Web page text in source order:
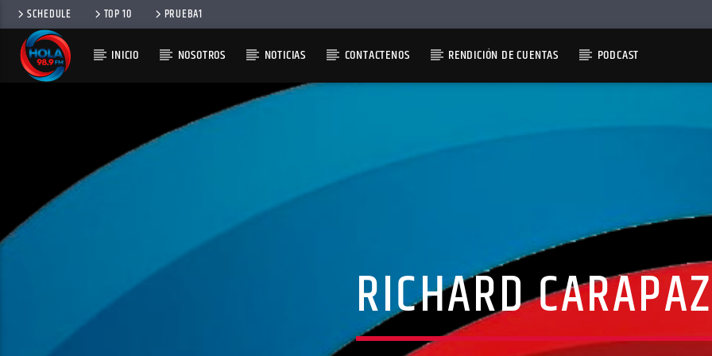
SCHEDULE TOP 10 PRUEBA1
INICIO NOSOTROS NOTICIAS CONTACTENOS RENDICIÓN DE CUENTAS PODCAST
RICHARD CARAPAZ